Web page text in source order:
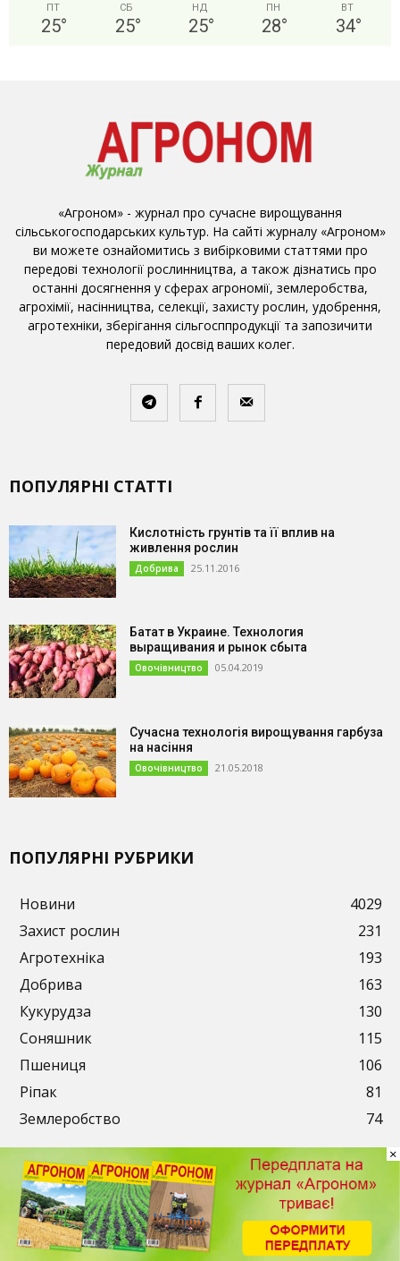
ПТ
25°
СБ
25°
НД
25°
ПН
28°
ВТ
34°
«Агроном» - журнал про сучасне вирощування
сільськогосподарських культур. На сайті журналу «Агроном»
ви можете ознайомитись з вибірковими статтями про
передові технології рослинництва, а також дізнатись про
останні досягнення у сферах агрономії, землеробства,
агрохімії, насінництва, селекції, захисту рослин, удобрення,
агротехніки, зберігання сільгосппродукції та запозичити
передовий досвід ваших колег.
ПОПУЛЯРНІ СТАТТІ
Кислотність грунтів та її вплив на
живлення рослин
Добрива 25.11.2016
Батат в Украине. Технология
выращивания и рынок сбыта
Овочівництво 05.04.2019
Сучасна технологія вирощування гарбуза
на насіння
Овочівництво 21.05.2018
ПОПУЛЯРНІ РУБРИКИ
Новини
4029
Захист рослин
231
Агротехніка
193
Добрива
163
Кукурудза
130
Соняшник
115
Пшениця
106
Ріпак
81
Землеробство
74
© 2003-2026. ТОВ «АгроМедіа». Всі права захищені
Публікації Рекламодавцям Контакти
×